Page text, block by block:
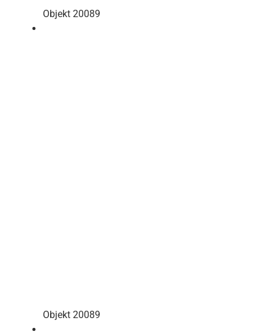
Objekt 20089
Objekt 20089